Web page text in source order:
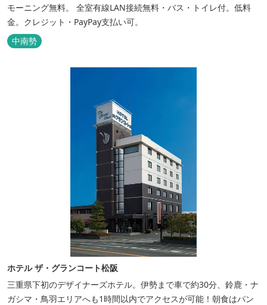
モーニング無料。 全室有線LAN接続無料・バス・トイレ付。低料
金。クレジット・PayPay支払い可。
中南勢
ホテル ザ・グランコート松阪
三重県下初のデザイナーズホテル。伊勢まで車で約30分、鈴鹿・ナ
ガシマ・鳥羽エリアへも1時間以内でアクセスが可能！朝食はパン